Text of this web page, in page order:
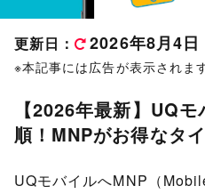
更新日： 2026年8月4日
※本記事には広告が表示されます
【2026年最新】UQ
順！MNPがお得なタ
UQモバイルへMNP（